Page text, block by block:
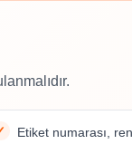
Etiket numarası,